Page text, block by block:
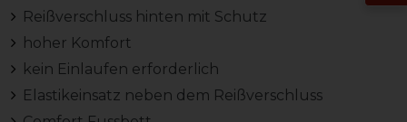
Reißverschluss hinten mit Schutz
hoher Komfort
kein Einlaufen erforderlich
Elastikeinsatz neben dem Reißverschluss